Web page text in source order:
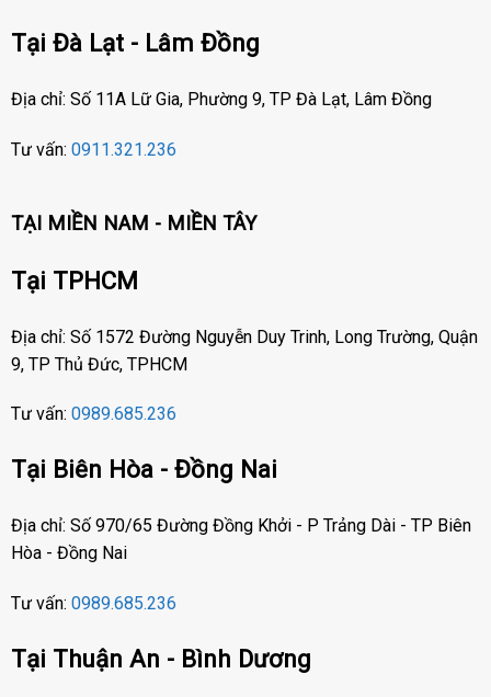
Tại Đà Lạt - Lâm Đồng
Địa chỉ: Số 11A Lữ Gia, Phường 9, TP Đà Lạt, Lâm Đồng
Tư vấn: 0911.321.236
TẠI MIỀN NAM - MIỀN TÂY
Tại TPHCM
Địa chỉ: Số 1572 Đường Nguyễn Duy Trinh, Long Trường, Quận
9, TP Thủ Đức, TPHCM
Tư vấn: 0989.685.236
Tại Biên Hòa - Đồng Nai
Địa chỉ: Số 970/65 Đường Đồng Khởi - P Trảng Dài - TP Biên
Hòa - Đồng Nai
Tư vấn: 0989.685.236
Tại Thuận An - Bình Dương